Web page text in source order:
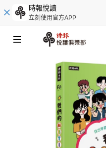
時報悅讀
立刻使用官方APP